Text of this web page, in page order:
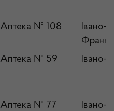
Аптека № 108
Івано-
Аптека № 59 Івано-
Аптека № 77
Івано-